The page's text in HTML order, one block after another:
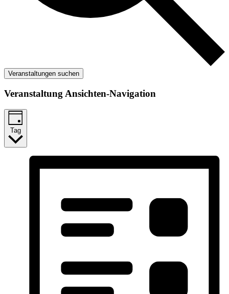
Veranstaltungen suchen
Veranstaltung Ansichten-Navigation
Tag